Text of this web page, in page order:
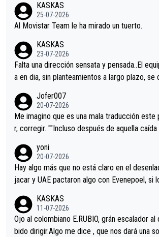
KASKAS
25-07-2026
Al Movistar Team le ha mirado un tuerto.
KASKAS
23-07-2026
Falta una dirección sensata y pensada..El
a en dia, sin planteamientos a largo plazo, se
Minguez, Velez etc etc.Me da pena vivir
tristes sin victorias.
Jofer007
20-07-2026
Me imagino que es una mala traducción este
r, corregir. ""Incluso después de aquella
permaneció pegado a su rueda. Parecía
a que era capaz de controlar el miedo",
yoni
20-07-2026
Hay algo más que no está claro en el
jacar y UAE pactaron algo con Evenepoel, si
i sin pedalear, luego está el saludo con
mano de una manera muy fraternal, más allá
es en el hombro con que saludaba a
KASKAS
11-07-2026
Ojo al colombiano E.RUBIO, grán escalador al
bido dirigir.Algo me dice , que nos dará